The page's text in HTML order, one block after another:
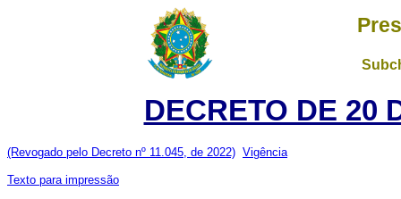
DECRETO DE 20
(Revogado pelo Decreto nº 11.045, de 2022) Vigência
Texto para impressão